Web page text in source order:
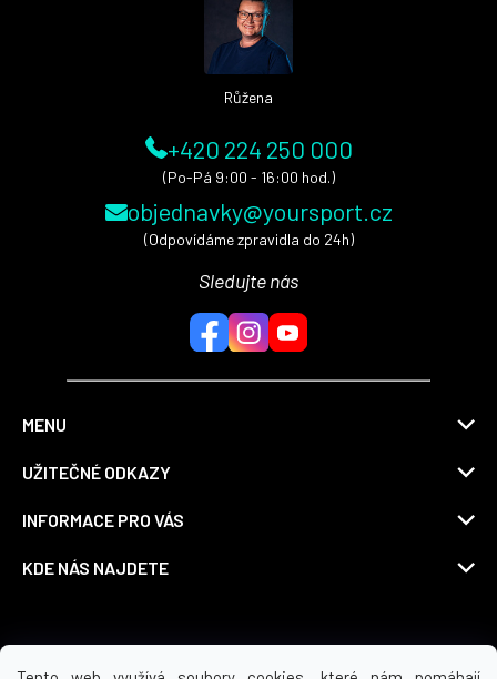
Růžena
+420 224 250 000
(Po-Pá 9:00 - 16:00 hod.)
objednavky@yoursport.cz
(Odpovídáme zpravidla do 24h)
Sledujte nás
MENU
UŽITEČNÉ ODKAZY
INFORMACE PRO VÁS
KDE NÁS NAJDETE
Možnosti dopravy